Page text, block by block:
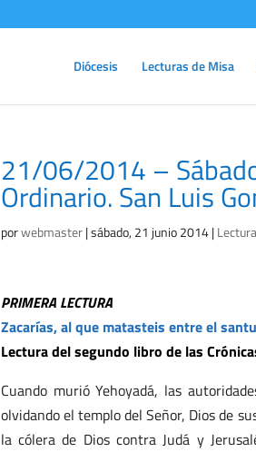
Diócesis Lecturas de Misa
21/06/2014 –
Ordinario. San Luis
porwebmaster|sábado, 21 junio 2014|
PRIMERA LECTURA
Zacarías, al que matasteis entre el
Lectura del segundo libro de las
Cuando murió Yehoyadá, las
olvidando el templo del Señor, Dios de
la cólera de Dios contra Judá y